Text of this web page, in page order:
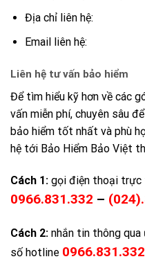
Địa chỉ liên hệ:
Email liên hệ:
Liên hệ tư vấn bảo hiểm
Để tìm hiểu kỹ hơn về các
vấn miễn phí, chuyên sâu
bảo hiểm tốt nhất và phù
hệ tới Bảo Hiểm Bảo Việt
Cách 1: gọi điện thoại trực
0966.831.332 –
Cách 2: nhắn tin thông
số hotline 0966.831.332